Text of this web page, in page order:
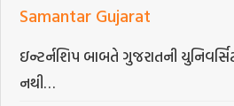
Samantar Gujarat
ઇન્ટર્નશિપ બાબતે ગુજરાતની
નથી…